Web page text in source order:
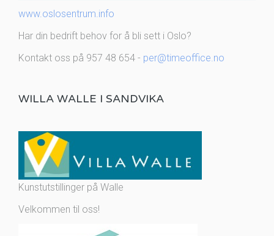
www.oslosentrum.info
Har din bedrift behov for å bli sett i Oslo?
Kontakt oss på 957 48 654 - per@timeoffice.no
WILLA WALLE I SANDVIKA
Kunstutstillinger på Walle
Velkommen til oss!